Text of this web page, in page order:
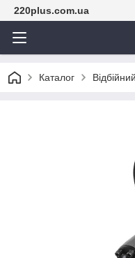
220plus.com.ua
Каталог